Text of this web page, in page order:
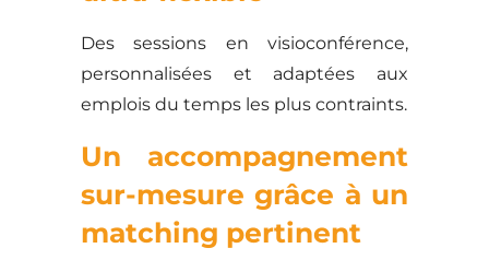
Des sessions en visioconférence,
personnalisées et adaptées aux
emplois du temps les plus contraints.
Un accompagnement
sur-mesure grâce à un
matching pertinent